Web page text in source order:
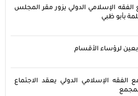
الفقه الإسلامي الدولي يزور مقر المجلس
بأبو ظبي
لرؤساء الأقسام
الفقه الإسلامي الدولي يعقد الاجتماع